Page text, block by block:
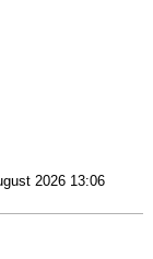
2026 13:06